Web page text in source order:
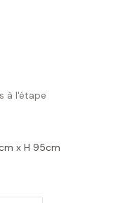
à l'étape
x H 95cm